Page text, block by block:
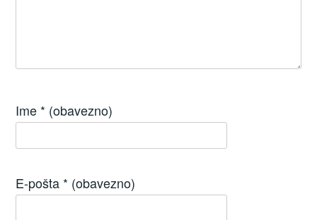
Ime * (obavezno)
E-pošta * (obavezno)